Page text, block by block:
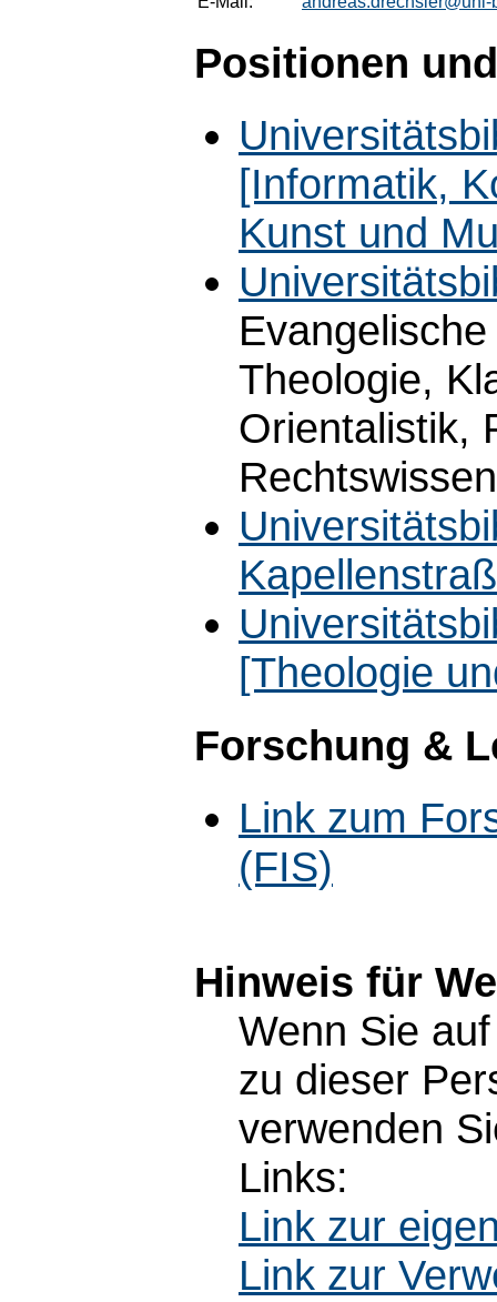
Positionen
[Informatik,
Kunst und
Theologie,
Orientalistik,
[Theologie
Forschung &
Link zum
(FIS)
Hinweis für
Wenn Sie
zu dieser
verwenden
Links:
Link zur
Link zur